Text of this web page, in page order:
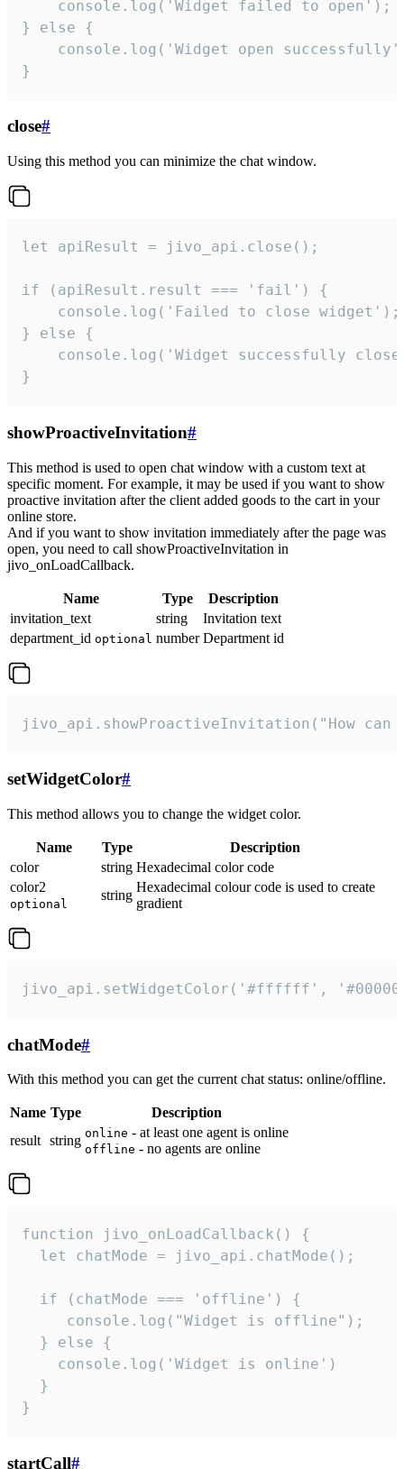
    console.log('Widget failed to open');
} else {
console.log('Widget open
}
close#
Using this method you can minimize the chat window.
let apiResult = jivo_api.close();
if (apiResult.result === 'fail') {
    console.log('Failed to close widget');
} else {
console.log('Widget successfully
}
showProactiveInvitation#
This method is used to open chat window with a custom text at
specific moment. For example, it may be used if you want to show
proactive invitation after the client added goods to the cart in your
online store.
And if you want to show invitation immediately after the page was
open, you need to call showProactiveInvitation in
jivo_onLoadCallback.
Name Type
Description
invitation_text
string
Invitation text
department_id optional number Department id
jivo_api.showProactiveInvitation("How
setWidgetColor#
This method allows you to change the widget color.
Name Type
Description
color
string Hexadecimal color code
color2
optional
string
Hexadecimal colour code is used to create
gradient
jivo_api.setWidgetColor('#ffffff',
chatMode#
With this method you can get the current chat status: online/offline.
Name Type
Description
result string online - at least one agent is online
offline - no agents are online
function jivo_onLoadCallback() {
  let chatMode = jivo_api.chatMode();
  if (chatMode === 'offline') {
     console.log("Widget is offline");
  } else {
    console.log('Widget is online')
  }
}
startCall#